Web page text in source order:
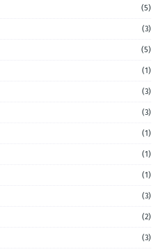
(5)
(3)
(5)
(1)
(3)
(3)
(1)
(1)
(1)
(3)
(2)
(3)